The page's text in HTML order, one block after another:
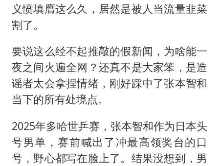
义愤填膺这么久，居然是被人当流量韭菜
割了。
要说这么经不起推敲的假新闻，为啥能一
夜之间火遍全网？还真不是大家笨，是造
谣者太会拿捏情绪，刚好踩中了张本智和
当下的所有处境点。
2025年多哈世乒赛 ，张本智和作为日本头
号男单，赛前喊出了冲最高领奖台的口
号，野心都写在脸上了。结果没想到，男